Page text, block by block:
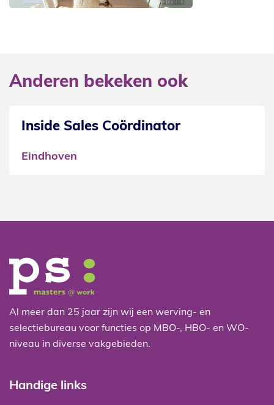
Anderen bekeken ook
(Junior) Financieel
Al meer dan 25 jaar zijn wij een werving- en
selectiebureau voor functies op MBO-, HBO- en WO-
niveau in diverse vakgebieden.
Handige links